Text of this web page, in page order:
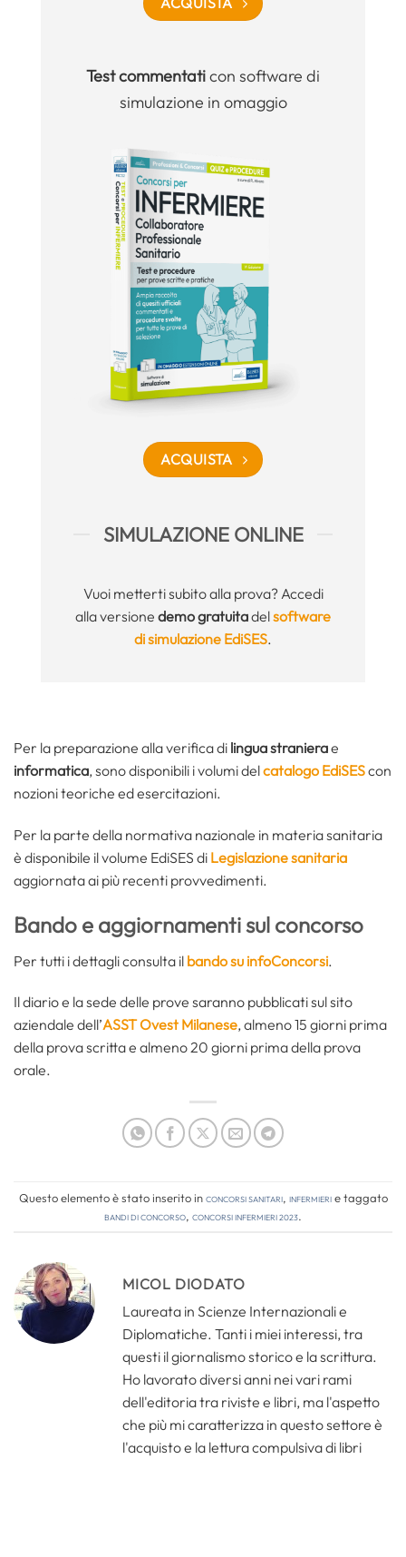
Test commentaticon software di
simulazione in omaggio
ACQUISTA
SIMULAZIONE ONLINE
Vuoi metterti subito alla prova? Accedi
alla versione demo gratuitadelsoftware
di simulazione EdiSES.
Per la preparazione alla verifica di lingua stranierae
informatica, sono disponibili i volumi delcatalogo EdiSEScon
nozioni teoriche ed esercitazioni.
Per la parte della normativa nazionale in materia sanitaria
è disponibile il volume EdiSES di Legislazione sanitaria
aggiornata ai più recenti provvedimenti.
Bando e aggiornamenti sul concorso
Per tutti i dettagli consulta il bando su infoConcorsi.
Il diario e la sede delle prove saranno pubblicati sul sito
aziendale dell’ASST Ovest Milanese, almeno 15 giorni prima
della prova scritta e almeno 20 giorni prima della prova
orale.
Questo elemento è stato inserito inConcorsi Sanitari, Infermierie taggato
bandi di concorso, concorsi infermieri 2023.
MICOL DIODATO
Laureata in Scienze Internazionali e
Diplomatiche. Tanti i miei interessi, tra
questi il giornalismo storico e la scrittura.
Ho lavorato diversi anni nei vari rami
dell'editoria tra riviste e libri, ma l'aspetto
che più mi caratterizza in questo settore è
l'acquisto e la lettura compulsiva di libri